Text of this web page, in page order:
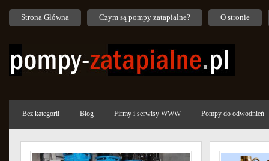
Strona Główna Czym są pompy zatapialne? O stronie
Bez kategorii Blog Firmy i serwisy WWW Pompy do odwodnień